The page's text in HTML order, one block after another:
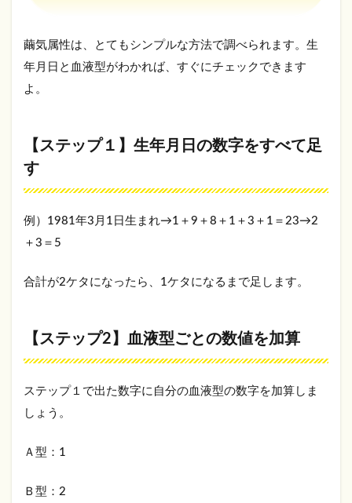
【ス
テッ
の数
字を
2.2
【ス
血液
数値
を加
算
2.3
【ス
テッ
合計
をチ
繭気属性は、とてもシンプルな方法で調べられます。生
年月日と血液型がわかれば、すぐにチェックできます
よ。
【ステップ１】生年月日の数字をすべて足
す
例）1981年3月1日生まれ→1＋9＋8＋1＋3＋1＝23→2
＋3＝5
合計が2ケタになったら、1ケタになるまで足します。
【ステップ2】血液型ごとの数値を加算
ステップ１で出た数字に自分の血液型の数字を加算しま
しょう。
Ａ型：1
Ｂ型：2